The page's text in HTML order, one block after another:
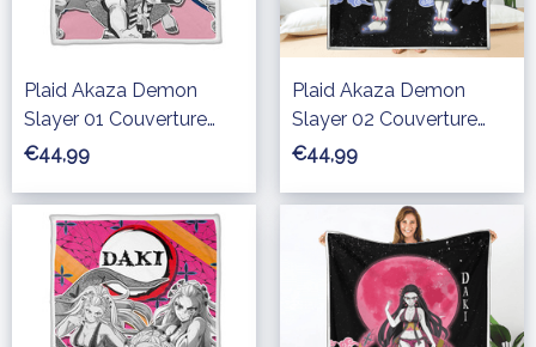
Plaid Akaza Demon
Slayer 01 Couverture
Plaid Polaire Plaid
€44,99
Plaid Akaza Demon
Slayer 02 Couverture
Plaid Polaire Plaid
€44,99